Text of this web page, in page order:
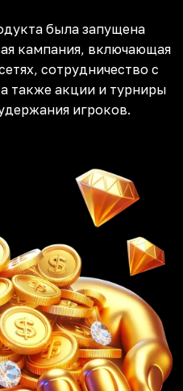
была запущена
кампания, включающая
сотрудничество с
также акции и турниры
игроков.